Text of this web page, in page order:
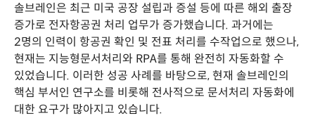
솔브레인은 최근 미국 공장 설립과 증설 등에 따른 해외 출장
증가로 전자항공권 처리 업무가 증가했습니다. 과거에는
2명의 인력이 항공권 확인 및 전표 처리를 수작업으로 했으나,
현재는 지능형문서처리와 RPA를 통해 완전히 자동화할 수
있었습니다. 이러한 성공 사례를 바탕으로, 현재 솔브레인의
핵심 부서인 연구소를 비롯해 전사적으로 문서처리 자동화에
대한 요구가 많아지고 있습니다.